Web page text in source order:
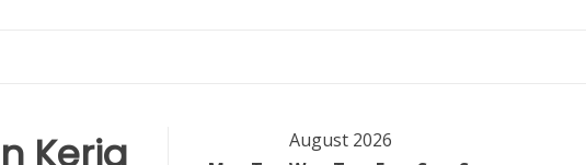
Kerja
August 2026